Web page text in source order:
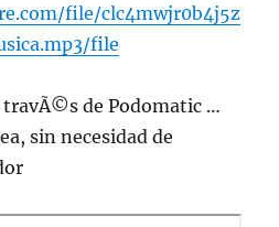
file/clc4mwjr0b4j5z
file
travÃ©s de Podomatic …
sin necesidad de